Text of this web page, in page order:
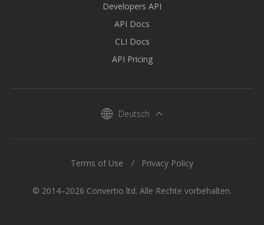
Developers API
API Docs
CLI Docs
API Pricing
Deutsch
© 2014–2026 Convertio ltd. Alle Rechte vorbehalten.
Terms of Use Privacy Policy